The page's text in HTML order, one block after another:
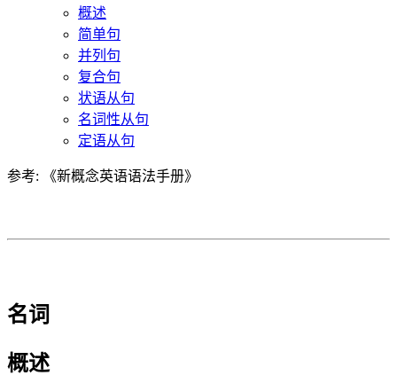
概述
简单句
并列句
复合句
状语从句
名词性从句
定语从句
参考: 《新概念英语语法手册》
名词
概述